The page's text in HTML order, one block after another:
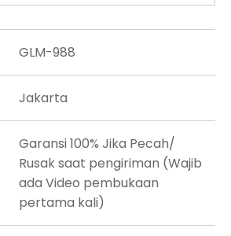
GLM-988
Jakarta
Garansi 100% Jika Pecah/
Rusak saat pengiriman (Wajib
ada Video pembukaan
pertama kali)